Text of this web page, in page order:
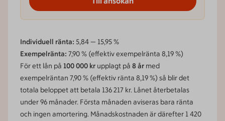
Individuell ränta: 5,84— 15,95%
Exempelränta: 7,90% (effektiv exempelränta 8,19%)
För ett lån på 100 000 kr upplagt på 8 år med
exempelräntan 7,90 % (effektiv ränta 8,19 %) så blir det
totala beloppet att betala 136 217 kr. Lånet återbetalas
under 96 månader. Första månaden aviseras bara ränta
och ingen amortering. Månadskostnaden är därefter 1 420